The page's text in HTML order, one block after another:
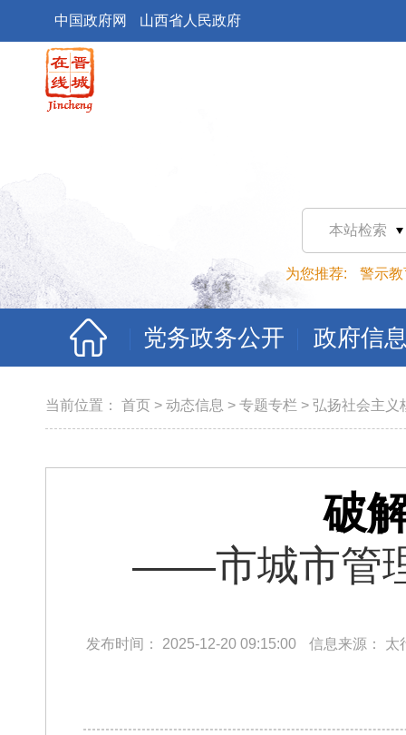
中国政府网 山西省人民政府
本站检索
为您推荐: 警示教
党务政务公开 政府信
当前位置： 首页 > 动态信息 > 专题专栏 > 弘扬社会主义
破
——市城市管
发布时间： 2025-12-20 09:15:00 信息来源： 太